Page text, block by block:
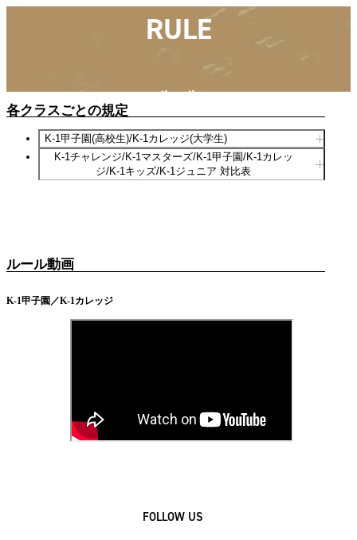
園・
カ
レ
ッ
ジ
English
한국어
中文（简
試合
出場選手
ニュース
よくある質問
応援サポーター・PR大使
出身プロ選手
歴代王者
ブランド
RULE
ルール
各クラスごとの規定
K-1甲子園(高校生)/K-1カレッジ(大学生)
K-1チャレンジ/K-1マスターズ/K-1甲子園/K-1カレッ
ジ/K-1キッズ/K-1ジュニア 対比表
ルール動画
K-1甲子園／K-1カレッジ
FOLLOW US